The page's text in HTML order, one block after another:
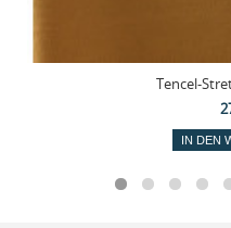
Tencel-
IN DEN